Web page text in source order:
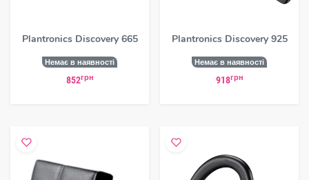
Plantronics Discovery 665
Немає в наявності
852грн
Plantronics Discovery 925
Немає в наявності
918грн